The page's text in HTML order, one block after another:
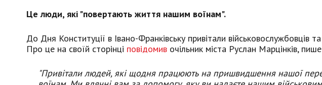
Це люди, які "повертають життя нашим воїнам".
До Дня Конституції в Івано-Франківську привітали військовослужбовців
Про це на своїй сторінці повідомив очільник міста Руслан Марцінків,
"Привітали людей, які щодня працюють на пришвидшення нашої